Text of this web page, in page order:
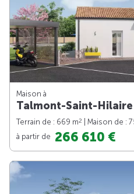
Maison à
Talmont-Saint-Hilaire
Terrain de : 669 m2 | Maison de :
à partir de 266 610 €